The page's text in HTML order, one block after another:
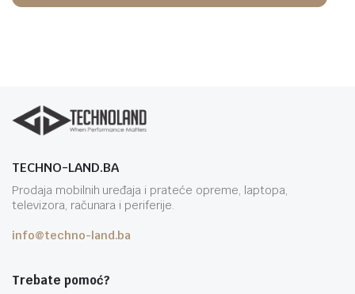
TECHNO-LAND.BA
Prodaja mobilnih uređaja i prateće opreme, laptopa,
televizora, računara i periferije.
info@techno-land.ba
Trebate pomoć?